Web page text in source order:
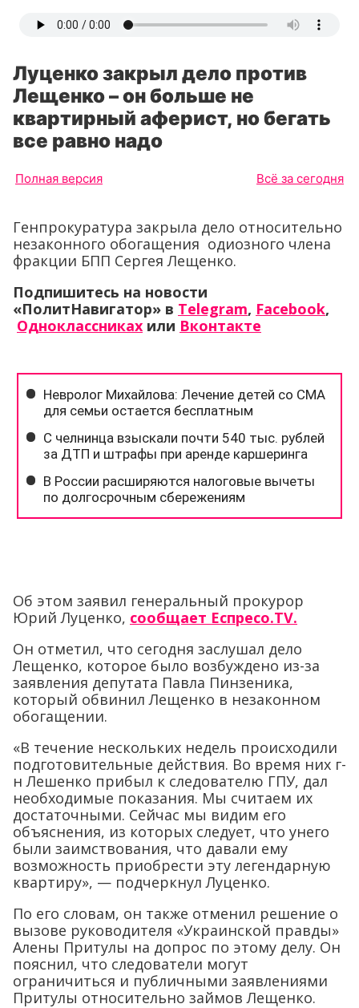
Луценко закрыл дело против
Лещенко – он больше не
квартирный аферист, но бегать
все равно надо
Полная версия Всё за сегодня
Генпрокуратура закрыла дело относительно
незаконного обогащения одиозного члена
фракции БПП Сергея Лещенко.
Подпишитесь на новости
«ПолитНавигатор» в Telegram, Facebook,
Одноклассниках или Вконтакте
Об этом заявил генеральный прокурор
Юрий Луценко, сообщает Еспресо.TV.
Он отметил, что сегодня заслушал дело
Лещенко, которое было возбуждено из-за
заявления депутата Павла Пинзеника,
который обвинил Лещенко в незаконном
обогащении.
«В течение нескольких недель происходили
подготовительные действия. Во время них г-
н Лешенко прибыл к следователю ГПУ, дал
необходимые показания. Мы считаем их
достаточными. Сейчас мы видим его
объяснения, из которых следует, что унего
были заимствования, что давали ему
возможность приобрести эту легендарную
квартиру», — подчеркнул Луценко.
По его словам, он также отменил решение о
вызове руководителя «Украинской правды»
Алены Притулы на допрос по этому делу. Он
пояснил, что следователи могут
ограничиться и публичными заявлениями
Притулы относительно займов Лещенко.